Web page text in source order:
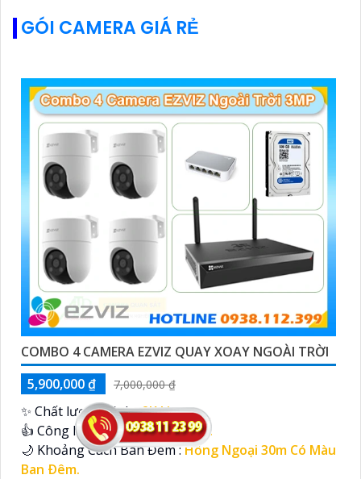
GÓI CAMERA GIÁ RẺ
COMBO 4 CAMERA EZVIZ QUAY XOAY NGOÀI TRỜI
5,900,000 ₫
7,000,000 ₫
✨ Chất lượng hình :2K Lite .
👍 Công Nghệ Sử Dụng :IP Wifi.
🌙 Khoảng Cách Ban Đêm : Hồng Ngoại 30m Có Màu
Ban Ðêm.